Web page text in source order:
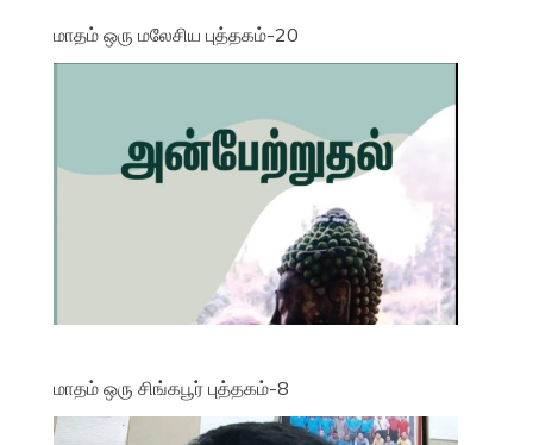
மாதம் ஒரு மலேசிய புத்தகம்-20
மாதம் ஒரு சிங்கபூர் புத்தகம்-8